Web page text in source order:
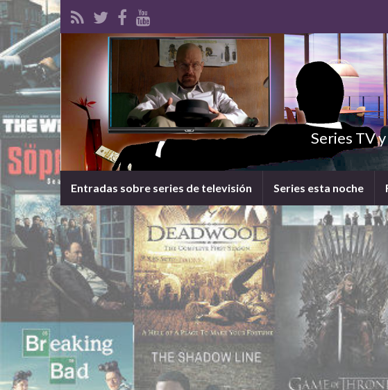
Series TV
Entradas sobre series de televisión Series esta noche